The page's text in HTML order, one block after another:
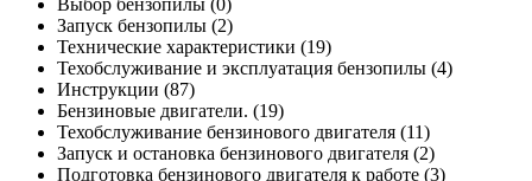
Запуск бензопилы (2)
Технические характеристики (19)
Техобслуживание и эксплуатация бензопилы (4)
Инструкции (87)
Бензиновые двигатели. (19)
Техобслуживание бензинового двигателя (11)
Запуск и остановка бензинового двигателя (2)
Подготовка бензинового двигателя к работе (3)